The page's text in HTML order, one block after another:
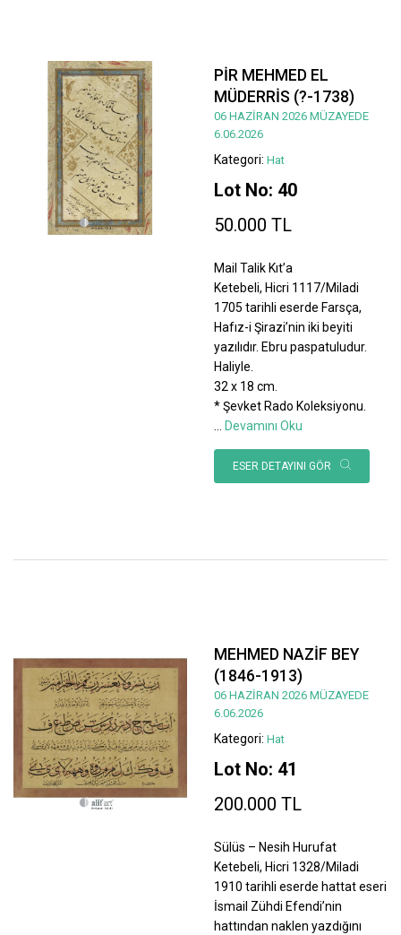
PİR MEHMED EL
MÜDERRİS (?-1738)
06 HAZİRAN 2026 MÜZAYEDE
6.06.2026
Kategori: Hat
Lot No: 40
50.000 TL
Mail Talik Kıt’a
Ketebeli, Hicri 1117/Miladi
1705 tarihli eserde Farsça,
Hafız-i Şirazi’nin iki beyiti
yazılıdır. Ebru paspatuludur.
Haliyle.
32 x 18 cm.
* Şevket Rado Koleksiyonu.
Devamını Oku
ESER DETAYINI GÖR
MEHMED NAZİF BEY
(1846-1913)
06 HAZİRAN 2026 MÜZAYEDE
6.06.2026
Kategori: Hat
Lot No: 41
200.000 TL
Sülüs – Nesih Hurufat
Ketebeli, Hicri 1328/Miladi
1910 tarihli eserde hattat eseri
İsmail Zühdi Efendi’nin
hattından naklen yazdığını